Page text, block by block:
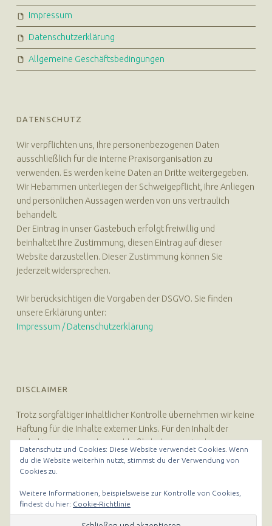
Impressum
Datenschutzerklärung
Allgemeine Geschäftsbedingungen
DATENSCHUTZ
Wir verpflichten uns, Ihre personenbezogenen Daten
ausschließlich für die interne Praxisorganisation zu
verwenden. Es werden keine Daten an Dritte weitergegeben.
Wir Hebammen unterliegen der Schweigepflicht, Ihre Anliegen
und persönlichen Aussagen werden von uns vertraulich
behandelt.
Der Eintrag in unser Gästebuch erfolgt freiwillig und
beinhaltet Ihre Zustimmung, diesen Eintrag auf dieser
Website darzustellen. Dieser Zustimmung können Sie
jederzeit widersprechen.
Wir berücksichtigen die Vorgaben der DSGVO. Sie finden
unsere Erklärung unter:
Impressum / Datenschutzerklärung
DISCLAIMER
Trotz sorgfältiger inhaltlicher Kontrolle übernehmen wir keine
Haftung für die Inhalte externer Links. Für den Inhalt der
verlinkten Seiten sind ausschließlich deren Betreiber
verantwortlich.
© 2026Hebammerei Hannover|UsingAuberge Plus
Datenschutz und Cookies: Diese Website verwendet Cookies. Wenn
du die Website weiterhin nutzt, stimmst du der Verwendung von
Cookies zu.
Weitere Informationen, beispielsweise zur Kontrolle von Cookies,
findest du hier: Cookie-Richtlinie